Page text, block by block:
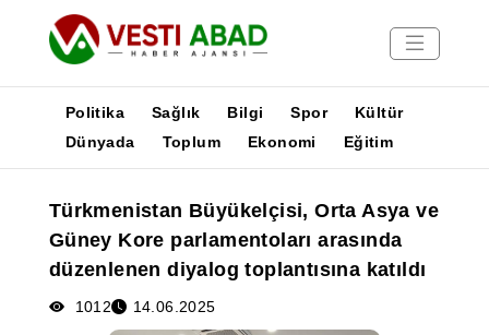
Yayınlar
Medya
Poster
Politika Sağlık Bilgi Spor
Kültür
Dünyada
Toplum Ekonomi Eğitim
Türkmenistan Büyükelçisi, Orta Asya ve
Güney Kore parlamentoları arasında
düzenlenen diyalog toplantısına katıldı
1012 14.06.2025